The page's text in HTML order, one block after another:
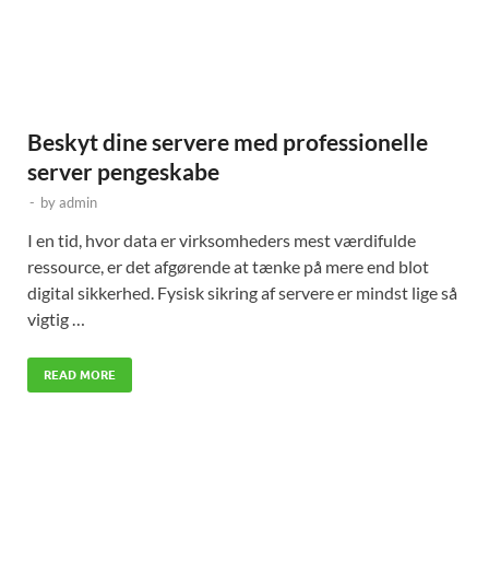
Beskyt dine servere med professionelle
server pengeskabe
- byadmin
I en tid, hvor data er virksomheders mest værdifulde
ressource, er det afgørende at tænke på mere end blot
digital sikkerhed. Fysisk sikring af servere er mindst lige så
vigtig …
READ MORE